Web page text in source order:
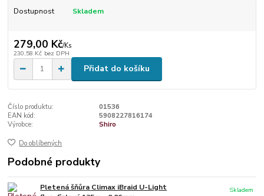
Dostupnost Skladem
279,00 Kč/Ks
230,58 Kč bez DPH
Přidat do košíku
Číslo produktu:
01536
EAN kód:
5908227816174
Výrobce:
Shiro
Do oblíbených
Podobné produkty
Pletená šňůra Climax iBraid U-Light
Skladem